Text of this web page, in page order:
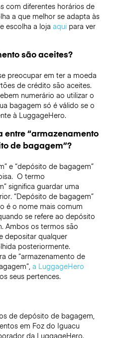
com diferentes horários de
a que melhor se adapta às
escolha a loja aquipara ver
são aceites?
preocupar em ter a moeda
de crédito são aceites.
numerário ao utilizar o
bagagem só é válido se o
à LuggageHero.
“armazenamento
de bagagem”?
e “depósito de bagagem”
O termo
significa guardar uma
“Depósito de bagagem”
é o nome mais comum
se refere ao depósito
Ambos os termos são
depositar qualquer
posteriormente.
de “armazenamento de
a LuggageHero
seus pertences.
de depósito de bagagem,
em Foz do Iguacu
da LuggageHero.